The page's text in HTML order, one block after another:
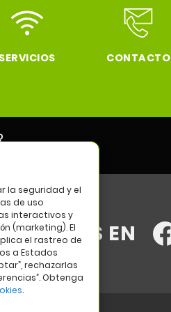
la seguridad y el
de uso
interactivos y
(marketing). El
el rastreo de
a Estados
rechazarlas
Obtenga
.
SERVICIOS CONTACTO
centro
EN